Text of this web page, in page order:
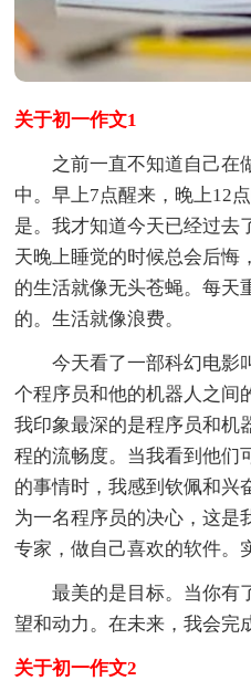
关于初一作文1
之前一直不知道自己在
中。早上7点醒来，晚上12
是。我才知道今天已经过去
天晚上睡觉的时候总会后悔
的生活就像无头苍蝇。每天
的。生活就像浪费。
今天看了一部科幻电影
个程序员和他的机器人之间
我印象最深的是程序员和机
程的流畅度。当我看到他们
的事情时，我感到钦佩和兴
为一名程序员的决心，这是
专家，做自己喜欢的软件。
最美的是目标。当你有
望和动力。在未来，我会完
关于初一作文2